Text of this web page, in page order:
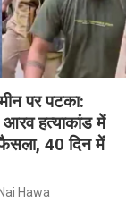
पर पटका:
आरव हत्याकांड में
फैसला, 40 दिन में
Nai Hawa